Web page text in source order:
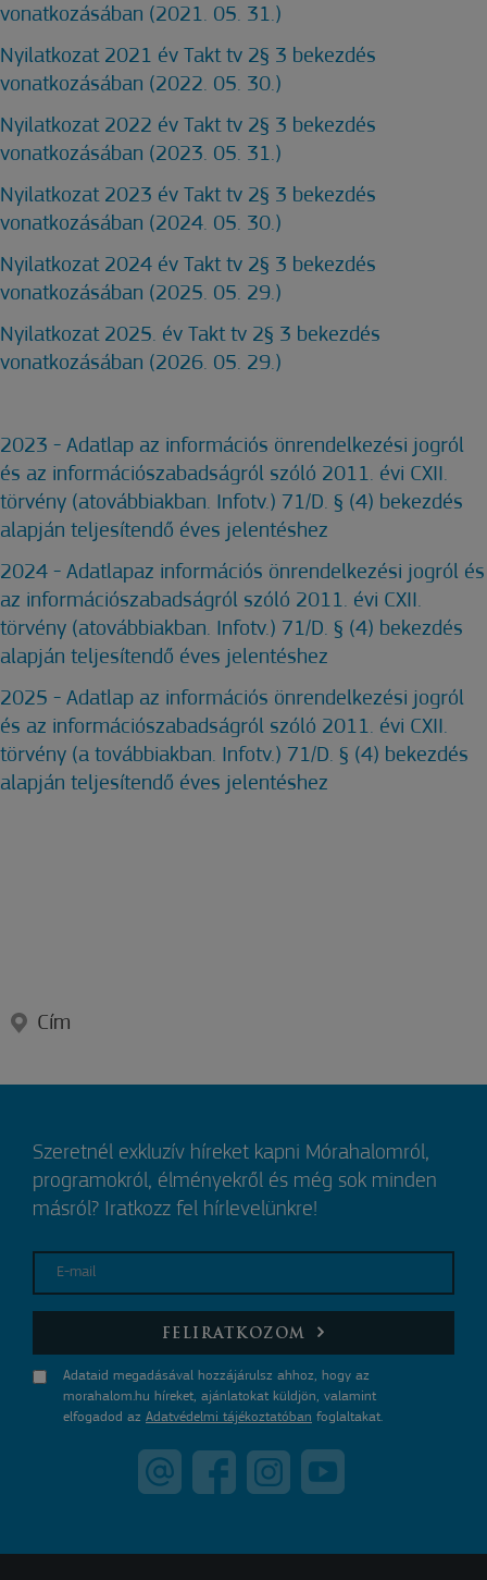
vonatkozásában (2021. 05. 31.)
Nyilatkozat 2021 év Takt tv 2§ 3 bekezdés
vonatkozásában (2022. 05. 30.)
Nyilatkozat 2022 év Takt tv 2§ 3 bekezdés
vonatkozásában (2023. 05. 31.)
Nyilatkozat 2023 év Takt tv 2§ 3 bekezdés
vonatkozásában (2024. 05. 30.)
Nyilatkozat 2024 év Takt tv 2§ 3 bekezdés
vonatkozásában (2025. 05. 29.)
Nyilatkozat 2025. év Takt tv 2§ 3 bekezdés
vonatkozásában (2026. 05. 29.)
2023 - Adatlap az információs önrendelkezési jogról
és az információszabadságról szóló 2011. évi CXII.
törvény (atovábbiakban. Infotv.) 71/D. § (4) bekezdés
alapján teljesítendő éves jelentéshez
2024 - Adatlapaz információs önrendelkezési jogról és
az információszabadságról szóló 2011. évi CXII.
törvény (atovábbiakban. Infotv.) 71/D. § (4) bekezdés
alapján teljesítendő éves jelentéshez
2025 - Adatlap az információs önrendelkezési jogról
és az információszabadságról szóló 2011. évi CXII.
törvény (a továbbiakban. Infotv.) 71/D. § (4) bekezdés
alapján teljesítendő éves jelentéshez
Cím
Szeretnél exkluzív híreket kapni Mórahalomról,
programokról, élményekről és még sok minden
másról? Iratkozz fel hírlevelünkre!
E-mail
FELIRATKOZOM
Adataid megadásával hozzájárulsz ahhoz, hogy az
morahalom.hu híreket, ajánlatokat küldjön, valamint
elfogadod az Adatvédelmi tájékoztatóban foglaltakat.